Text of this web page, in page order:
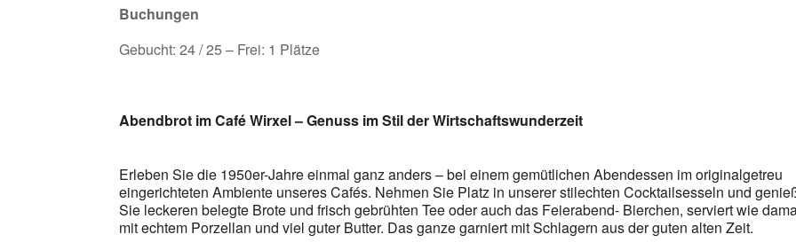
Buchungen
Gebucht: 24 / 25 – Frei: 1 Plätze
Abendbrot im Café Wirxel – Genuss im Stil der Wirtschaftswunderzeit
Erleben Sie die 1950er-Jahre einmal ganz anders – bei einem gemütlichen Abendessen im originalgetreu
eingerichteten Ambiente unseres Cafés. Nehmen Sie Platz in unserer stilechten Cocktailsesseln und
Sie leckeren belegte Brote und frisch gebrühten Tee oder auch das Feierabend- Bierchen, serviert wie
mit echtem Porzellan und viel guter Butter. Das ganze garniert mit Schlagern aus der guten alten Zeit.